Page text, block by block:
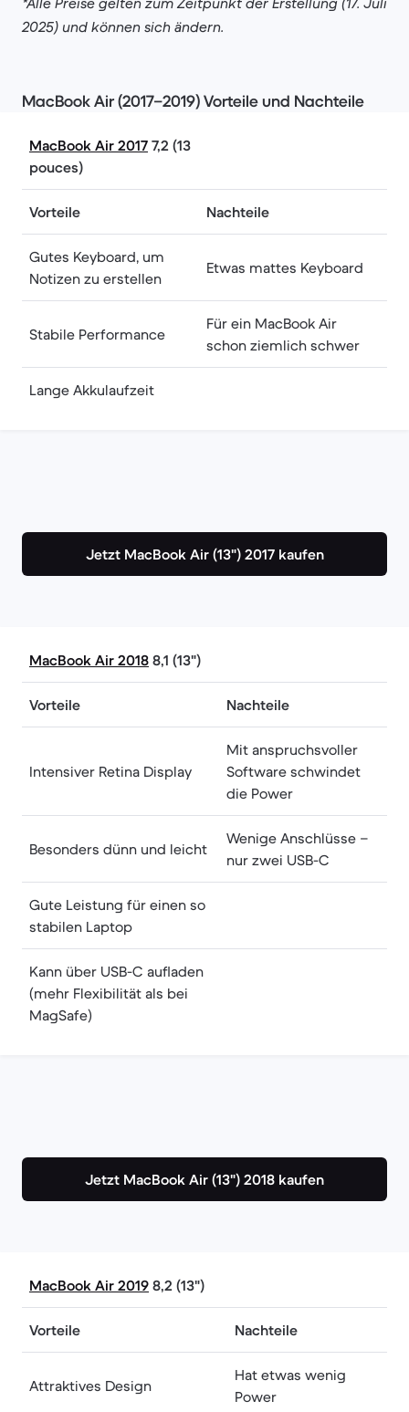
*Alle Preise gelten zum Zeitpunkt der Erstellung (17. Juli
2025) und können sich ändern.
MacBook Air (2017–2019) Vorteile und Nachteile
MacBook Air 2017 7,2 (13
pouces)
Vorteile Nachteile
Gutes Keyboard, um
Notizen zu erstellen
Etwas mattes Keyboard
Stabile Performance
Für ein MacBook Air
schon ziemlich schwer
Lange Akkulaufzeit
Jetzt MacBook Air (13") 2017 kaufen
MacBook Air 2018 8,1 (13")
Vorteile Nachteile
Intensiver Retina Display
Mit anspruchsvoller
Software schwindet
die Power
Besonders dünn und leicht
Wenige Anschlüsse –
nur zwei USB-C
Gute Leistung für einen so
stabilen Laptop
Kann über USB-C aufladen
(mehr Flexibilität als bei
MagSafe)
Jetzt MacBook Air (13") 2018 kaufen
MacBook Air 2019 8,2 (13")
Vorteile Nachteile
Attraktives Design
Hat etwas wenig
Power